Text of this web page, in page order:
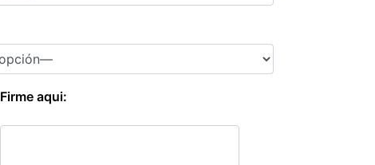
Firme aqui: